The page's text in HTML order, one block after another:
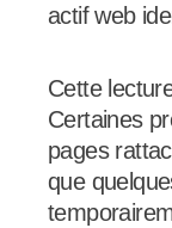
actif web
Cette
Certaines
pages
que